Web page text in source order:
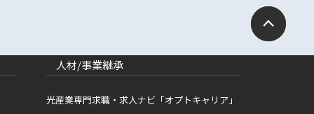
人材/事業継承
光産業専門求職・求人ナビ「オプトキャリア」